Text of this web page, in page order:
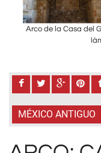
Arco de la Casa del
MÉXICO ANTIGUO